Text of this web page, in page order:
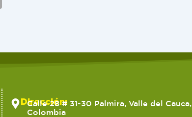
Dirección:
Calle 28 # 31-30 Palmira, Valle del Cauca,
Colombia